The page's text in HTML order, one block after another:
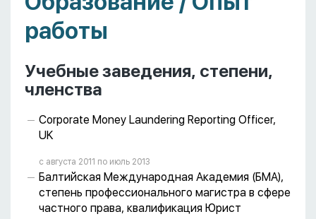
работы
Учебные заведения, степени,
членства
Corporate Money Laundering Reporting Officer,
UK
с августа 2011 пo июль 2013
Балтийская Международная Академия (БМА),
степень профессионального магистра в сфере
частного права, квалификация Юрист